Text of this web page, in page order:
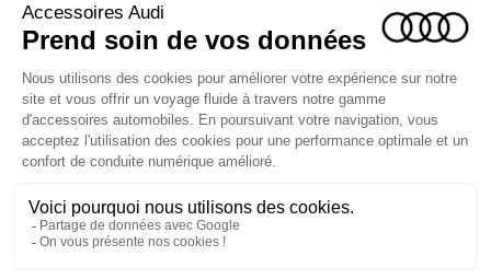
LA BOUTIQUE
ESPACE CLIENT
CONTACT & AIDE
© Groupe DMD 2025